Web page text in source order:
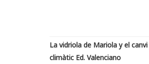
La vidriola de Mariola y el canvi
climàtic Ed. Valenciano